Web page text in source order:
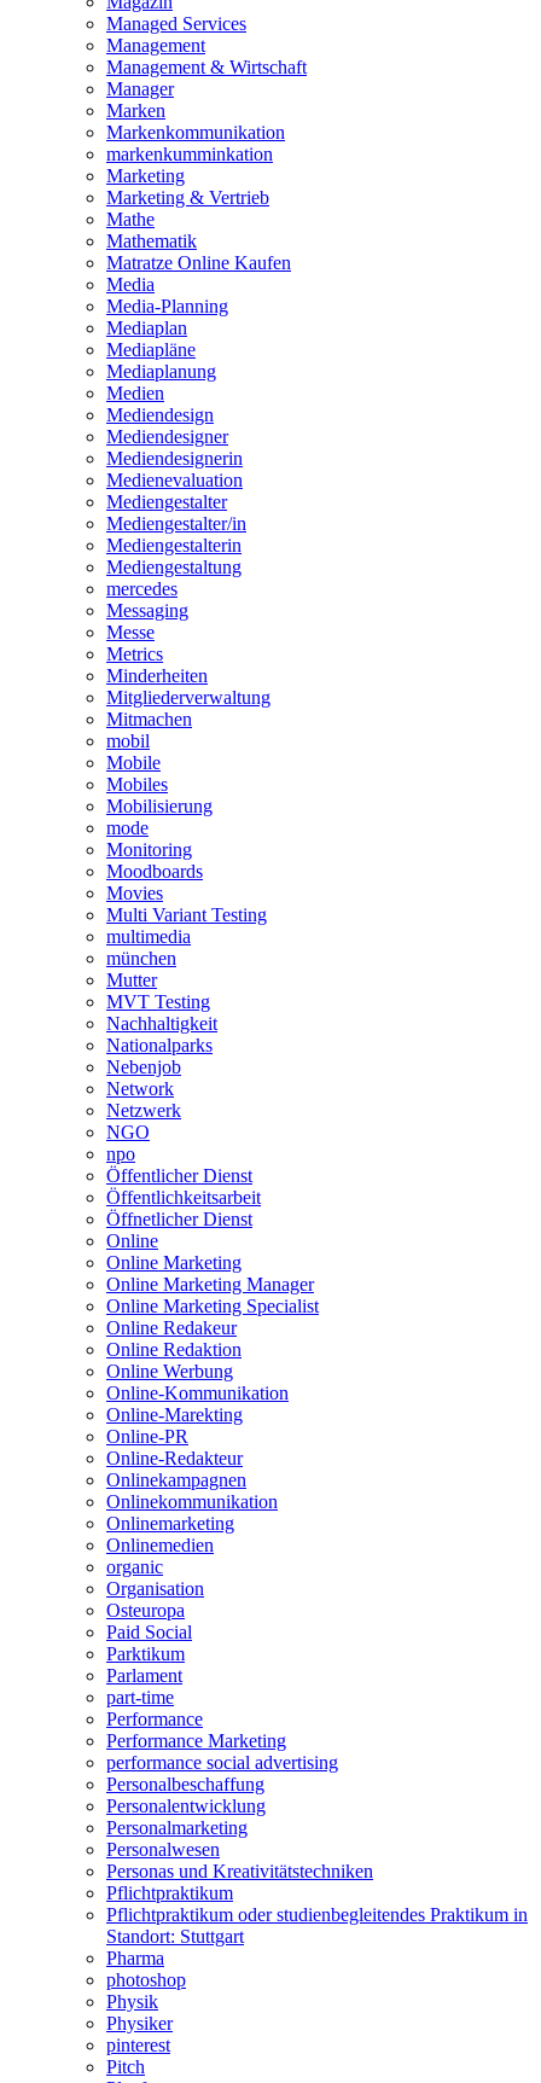
Managed Services
Management
Management & Wirtschaft
Manager
Marken
Markenkommunikation
markenkumminkation
Marketing
Marketing & Vertrieb
Mathe
Mathematik
Matratze Online Kaufen
Media
Media-Planning
Mediaplan
Mediapläne
Mediaplanung
Medien
Mediendesign
Mediendesigner
Mediendesignerin
Medienevaluation
Mediengestalter
Mediengestalter/in
Mediengestalterin
Mediengestaltung
mercedes
Messaging
Messe
Metrics
Minderheiten
Mitgliederverwaltung
Mitmachen
mobil
Mobile
Mobiles
Mobilisierung
mode
Monitoring
Moodboards
Movies
Multi Variant Testing
multimedia
münchen
Mutter
MVT Testing
Nachhaltigkeit
Nationalparks
Nebenjob
Network
Netzwerk
NGO
npo
Öffentlicher Dienst
Öffentlichkeitsarbeit
Öffnetlicher Dienst
Online
Online Marketing
Online Marketing Manager
Online Marketing Specialist
Online Redakeur
Online Redaktion
Online Werbung
Online-Kommunikation
Online-Marekting
Online-PR
Online-Redakteur
Onlinekampagnen
Onlinekommunikation
Onlinemarketing
Onlinemedien
organic
Organisation
Osteuropa
Paid Social
Parktikum
Parlament
part-time
Performance
Performance Marketing
performance social advertising
Personalbeschaffung
Personalentwicklung
Personalmarketing
Personalwesen
Personas und Kreativitätstechniken
Pflichtpraktikum
Pflichtpraktikum oder studienbegleitendes Praktikum in
Standort: Stuttgart
Pharma
photoshop
Physik
Physiker
pinterest
Pitch